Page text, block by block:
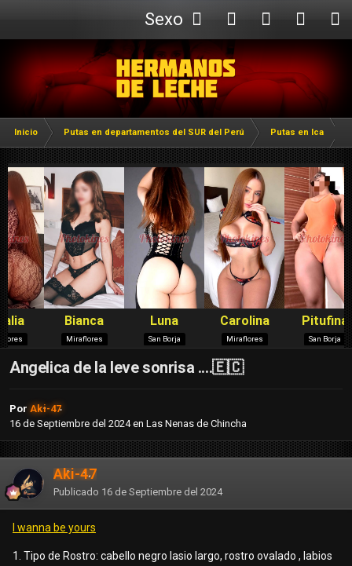
Sexo
Webcam
Inicio Putas en departamentos del SUR del Perú Putas en Ica
Angelica de la leve sonrisa ....🇪🇨
Por Aki-47
16 de Septiembre del 2024en Las Nenas de Chincha
Aki-47
Publicado 16 de Septiembre del 2024
I wanna be yours
1. Tipo de Rostro: cabello negro lasio largo, rostro ovalado , labios